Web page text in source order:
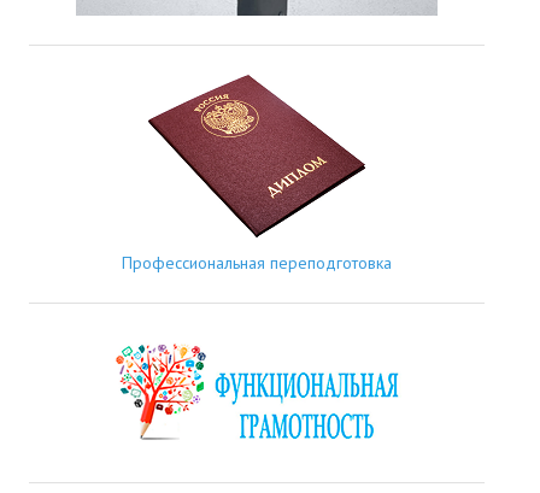
Профессиональная переподготовка